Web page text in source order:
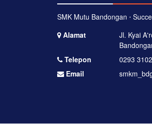
SMK Mutu Bandongan ⋅
Alamat
Jl. Kyai
Telepon
0293
Email